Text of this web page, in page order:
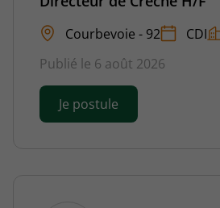
Courbevoie - 92 CDI
Publié le 6 août 2026
Je postule